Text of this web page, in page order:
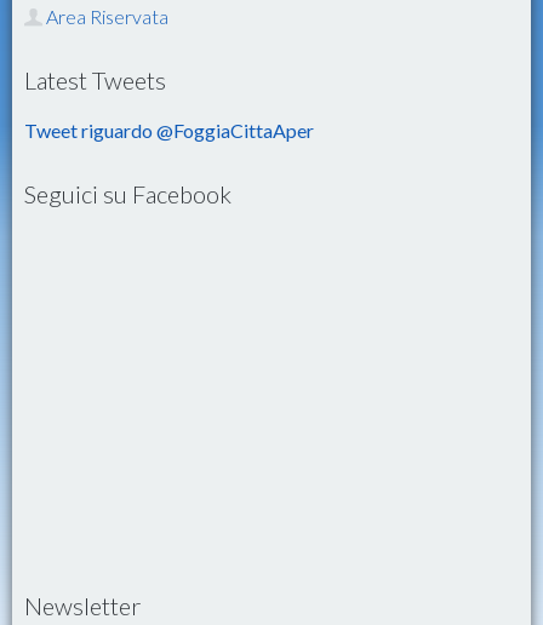
Area Riservata
Latest Tweets
Tweet riguardo @FoggiaCittaAper
Seguici su Facebook
Newsletter